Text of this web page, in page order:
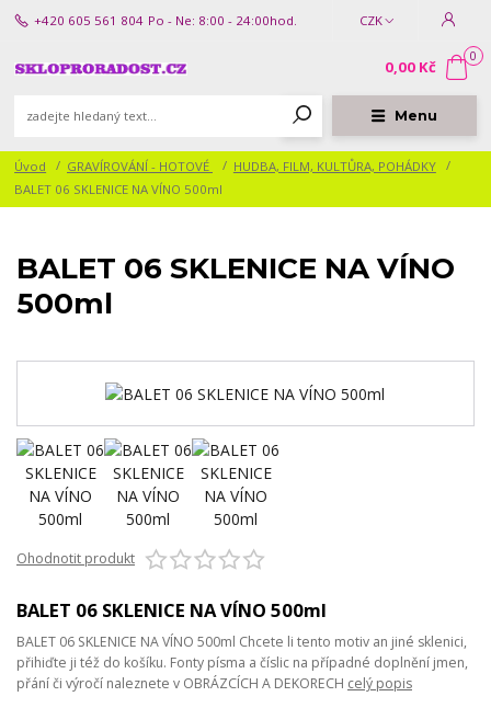
Menu
CZK
+420 605 561 804 Po - Ne: 8:00 - 24:00hod.
0
0,00 Kč
Úvod GRAVÍROVÁNÍ - HOTOVÉ
HUDBA, FILM, KULTŮRA, POHÁDKY
BALET 06 SKLENICE NA VÍNO 500ml
BALET 06 SKLENICE NA VÍNO
500ml
Ohodnotit produkt
BALET 06 SKLENICE NA VÍNO 500ml
BALET 06 SKLENICE NA VÍNO 500ml Chcete li tento motiv an jiné sklenici,
přihiďte ji též do košíku. Fonty písma a číslic na případné doplnění jmen,
přání či výročí naleznete v OBRÁZCÍCH A DEKORECH celý popis